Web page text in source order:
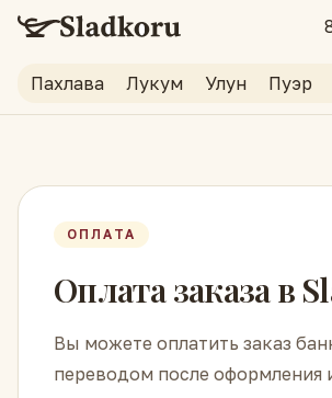
Пахлава Лукум Улун Пуэр
ОПЛАТА
Оплата заказа в
Вы можете оплатить заказ
переводом после оформления